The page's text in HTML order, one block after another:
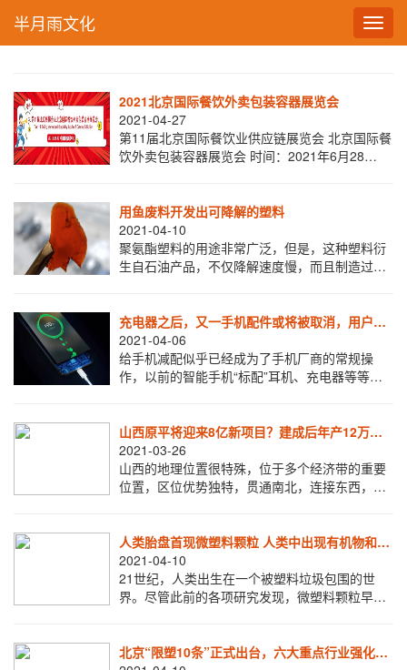
半月雨文化
2021北京国际餐饮外卖包装容器展览会
2021-04-27
第11届北京国际餐饮业供应链展览会 北京国际餐
饮外卖包装容器展览会 时间：2021年6月28
用鱼废料开发出可降解的塑料
2021-04-10
聚氨酯塑料的用途非常广泛，但是，这种塑料衍
生自石油产品，不仅降解速度慢，而且制造过程
类
充电器之后，又一手机配件或将被取消，用户：
这才是真环保！
2021-04-06
给手机减配似乎已经成为了手机厂商的常规操
作，以前的智能手机“标配”耳机、充电器等等，
理
山西原平将迎来8亿新项目？建成后年产12万吨
可降解塑料
2021-03-26
山西的地理位置很特殊，位于多个经济带的重要
位置，区位优势独特，贯通南北，连接东西，交
身
人类胎盘首现微塑料颗粒 人类中出现有机物和无
机物的混合体
2021-04-10
21世纪，人类出生在一个被塑料垃圾包围的世
界。尽管此前的各项研究发现，微塑料颗粒早已
追
北京“限塑10条”正式出台，六大重点行业强化